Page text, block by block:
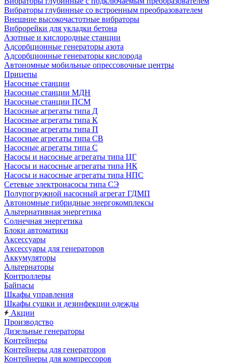
Вибраторы глубинные со встроенным преобразователем
Внешние высокочастотные вибраторы
Виброрейки для укладки бетона
Азотные и кислородные станции
Адсорбционные генераторы азота
Адсорбционные генераторы кислорода
Автономные мобильные опрессовочные центры
Прицепы
Насосные станции
Насосные станции МДН
Насосные станции ПСМ
Насосные агрегаты типа Д
Насосные агрегаты типа К
Насосные агрегаты типа П
Насосные агрегаты типа СВ
Насосные агрегаты типа С
Насосы и насосные агрегаты типа ЦГ
Насосы и насосные агрегаты типа НК
Насосы и насосные агрегаты типа НПС
Сетевые электронасосы типа СЭ
Полупогружной насосный агрегат ГДМП
Автономные гибридные энергокомплексы
Альтернативная энергетика
Солнечная энергетика
Блоки автоматики
Аксессуары
Аксессуары для генераторов
Аккумуляторы
Альтернаторы
Контроллеры
Байпасы
Шкафы управления
Шкафы сушки и дезинфекции одежды
Акции
Производство
Дизельные генераторы
Контейнеры
Контейнеры для генераторов
Контейнеры для компрессоров